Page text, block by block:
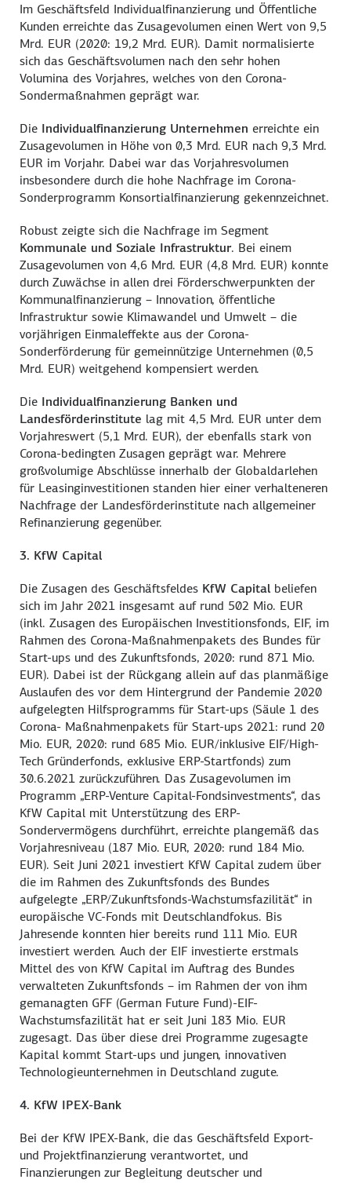
Im Geschäftsfeld Individualfinanzierung und Öffentliche
Kunden erreichte das Zusagevolumen einen Wert von 9,5
Mrd. EUR (2020: 19,2 Mrd. EUR). Damit normalisierte
sich das Geschäftsvolumen nach den sehr hohen
Volumina des Vorjahres, welches von den Corona-
Sondermaßnahmen geprägt war.
Die Individualfinanzierung Unternehmen erreichte ein
Zusagevolumen in Höhe von 0,3 Mrd. EUR nach 9,3 Mrd.
EUR im Vorjahr. Dabei war das Vorjahresvolumen
insbesondere durch die hohe Nachfrage im Corona-
Sonderprogramm Konsortialfinanzierung gekennzeichnet.
Robust zeigte sich die Nachfrage im Segment
Kommunale und Soziale Infrastruktur. Bei einem
Zusagevolumen von 4,6 Mrd. EUR (4,8 Mrd. EUR) konnte
durch Zuwächse in allen drei Förderschwerpunkten der
Kommunalfinanzierung – Innovation, öffentliche
Infrastruktur sowie Klimawandel und Umwelt – die
vorjährigen Einmaleffekte aus der Corona-
Sonderförderung für gemeinnützige Unternehmen (0,5
Mrd. EUR) weitgehend kompensiert werden.
Die Individualfinanzierung Banken und
Landesförderinstitute lag mit 4,5 Mrd. EUR unter dem
Vorjahreswert (5,1 Mrd. EUR), der ebenfalls stark von
Corona-bedingten Zusagen geprägt war. Mehrere
großvolumige Abschlüsse innerhalb der Globaldarlehen
für Leasinginvestitionen standen hier einer verhalteneren
Nachfrage der Landesförderinstitute nach allgemeiner
Refinanzierung gegenüber.
3. KfW Capital
Die Zusagen des Geschäftsfeldes KfW Capital beliefen
sich im Jahr 2021 insgesamt auf rund 502 Mio. EUR
(inkl. Zusagen des Europäischen Investitionsfonds, EIF, im
Rahmen des Corona-Maßnahmenpakets des Bundes für
Start-ups und des Zukunftsfonds, 2020: rund 871 Mio.
EUR). Dabei ist der Rückgang allein auf das planmäßige
Auslaufen des vor dem Hintergrund der Pandemie 2020
aufgelegten Hilfsprogramms für Start-ups (Säule 1 des
Corona- Maßnahmenpakets für Start-ups 2021: rund 20
Mio. EUR, 2020: rund 685 Mio. EUR/inklusive EIF/High-
Tech Gründerfonds, exklusive ERP-Startfonds) zum
30.6.2021 zurückzuführen. Das Zusagevolumen im
Programm „ERP-Venture Capital-Fondsinvestments“, das
KfW Capital mit Unterstützung des ERP-
Sondervermögens durchführt, erreichte plangemäß das
Vorjahresniveau (187 Mio. EUR, 2020: rund 184 Mio.
EUR). Seit Juni 2021 investiert KfW Capital zudem über
die im Rahmen des Zukunftsfonds des Bundes
aufgelegte „ERP/Zukunftsfonds-Wachstumsfazilität“ in
europäische VC-Fonds mit Deutschlandfokus. Bis
Jahresende konnten hier bereits rund 111 Mio. EUR
investiert werden. Auch der EIF investierte erstmals
Mittel des von KfW Capital im Auftrag des Bundes
verwalteten Zukunftsfonds – im Rahmen der von ihm
gemanagten GFF (German Future Fund)-EIF-
Wachstumsfazilität hat er seit Juni 183 Mio. EUR
zugesagt. Das über diese drei Programme zugesagte
Kapital kommt Start-ups und jungen, innovativen
Technologieunternehmen in Deutschland zugute.
4. KfW IPEX-Bank
Bei der KfW IPEX-Bank, die das Geschäftsfeld Export-
und Projektfinanzierung verantwortet, und
Finanzierungen zur Begleitung deutscher und